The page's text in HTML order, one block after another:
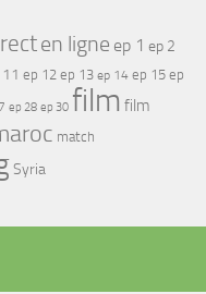
en ligne ep 1 ep 2
ep 12 ep 13 ep 14 ep 15 ep
ep 28 ep 30 film film
match
Syria